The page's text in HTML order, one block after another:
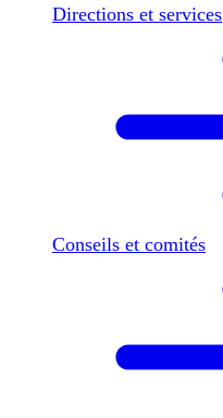
Directions et services
Conseils et comités